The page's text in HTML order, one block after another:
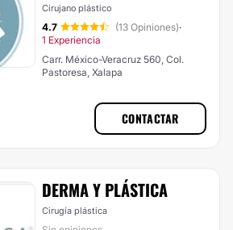
Cirujano plástico
4.7 (13 Opiniones)·
1 Experiencia
Carr. México-Veracruz 560, Col.
Pastoresa, Xalapa
CONTACTAR
DERMA Y PLÁSTICA
Cirugía plástica